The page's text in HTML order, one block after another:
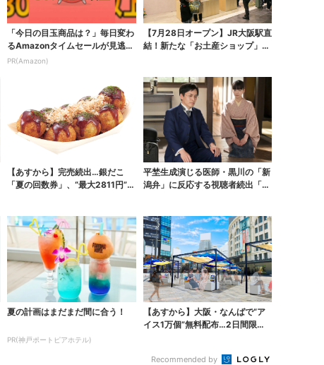
「今日の目玉商品は？」毎日変わ
るAmazonタイムセールが見逃せ
ない
PR(Amazon)
【7月28日オープン】JR大阪駅直
結！新たな「お土産ショップ」、
【あすから】完売続出…銀だこ
「夏の回数券」、“最大2811円”お
平埜生成演じる医師・黒川の「新
潟弁」に反応する視聴者続出「グ
夏の計画はまだまだ間に合う！
PR(神戸ポートピアホテル)
【あすから】大阪・なんばで“ア
イス1万個”無料配布…2日間限定
Recommended by